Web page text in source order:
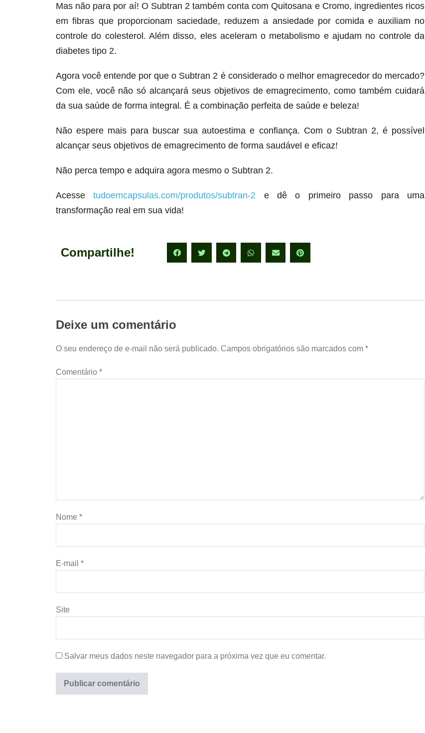
Mas não para por aí! O Subtran 2 também conta com Quitosana e Cromo, ingredientes ricos
em fibras que proporcionam saciedade, reduzem a ansiedade por comida e auxiliam no
controle do colesterol. Além disso, eles aceleram o metabolismo e ajudam no controle da
diabetes tipo 2.
Agora você entende por que o Subtran 2 é considerado o melhor emagrecedor do mercado?
Com ele, você não só alcançará seus objetivos de emagrecimento, como também cuidará
da sua saúde de forma integral. É a combinação perfeita de saúde e beleza!
Não espere mais para buscar sua autoestima e confiança. Com o Subtran 2, é possível
alcançar seus objetivos de emagrecimento de forma saudável e eficaz!
Não perca tempo e adquira agora mesmo o Subtran 2.
Acessetudoemcapsulas.com/produtos/subtran-2 e dê o primeiro passo para uma
transformação real em sua vida!
Compartilhe!
Deixe um comentário
O seu endereço de e-mail não será publicado. Campos obrigatórios são marcados com *
Comentário *
Nome *
E-mail *
Site
Salvar meus dados neste navegador para a próxima vez que eu comentar.